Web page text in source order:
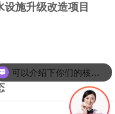
施升级改造项目